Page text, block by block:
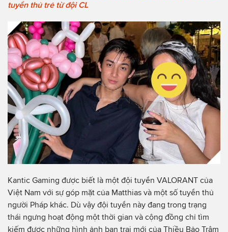
tuyển thủ trẻ từ đội CL
Kantic Gaming được biết là một đội tuyển VALORANT của
Việt Nam với sự góp mặt của Matthias và một số tuyển thủ
người Pháp khác. Dù vậy đội tuyển này đang trong trạng
thái ngưng hoạt động một thời gian và cộng đồng chỉ tìm
kiếm được những hình ảnh bạn trai mới của Thiều Bảo Trâm